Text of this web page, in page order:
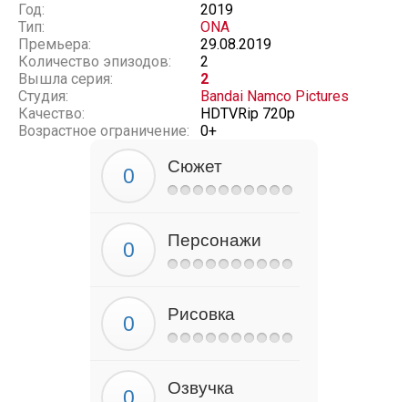
Год:
2019
Тип:
ONA
Премьера:
29.08.2019
Количество эпизодов:
2
Вышла серия:
2
Студия:
Bandai Namco Pictures
Качество:
HDTVRip 720p
Возрастное ограничение:
0+
Сюжет
Персонажи
Рисовка
Озвучка